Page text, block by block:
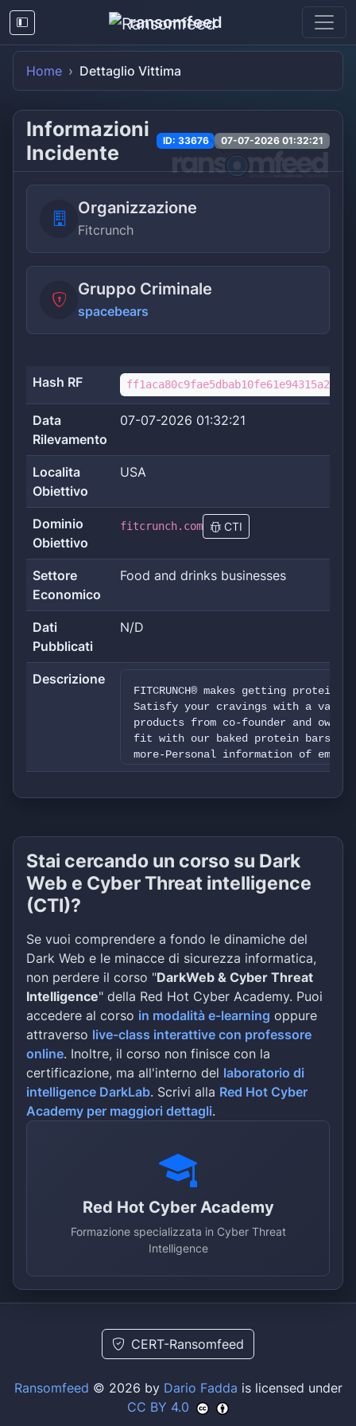
ransomfeed
Home Dettaglio Vittima
Informazioni
Incidente
ID: 33676 07-07-2026 01:32:21
Organizzazione
Fitcrunch
Gruppo Criminale
spacebears
Hash RF
Data
Rilevamento
07-07-2026 01:32:21
Localita
Obiettivo
USA
Dominio
Obiettivo
fitcrunch.com CTI
Settore
Economico
Food and drinks businesses
Dati
Pubblicati
N/D
Descrizione
FITCRUNCH® makes getting protein
Satisfy your cravings with a
products from co-founder and
fit with our baked protein bars,
more-Personal information of
documents -Other files XXXX***XXXX/
Stai cercando un corso su Dark
Web e Cyber Threat intelligence
(CTI)?
Se vuoi comprendere a fondo le dinamiche del
Dark Web e le minacce di sicurezza informatica,
non perdere il corso "DarkWeb & Cyber Threat
Intelligence" della Red Hot Cyber Academy. Puoi
accedere al corso in modalità e-learning oppure
attraverso live-class interattive con professore
online. Inoltre, il corso non finisce con la
certificazione, ma all'interno del laboratorio di
intelligence DarkLab. Scrivi alla Red Hot Cyber
Academy per maggiori dettagli.
Red Hot Cyber Academy
Formazione specializzata in Cyber Threat
Intelligence
CERT-Ransomfeed
Ransomfeed © 2026 by Dario Fadda is licensed under
CC BY 4.0